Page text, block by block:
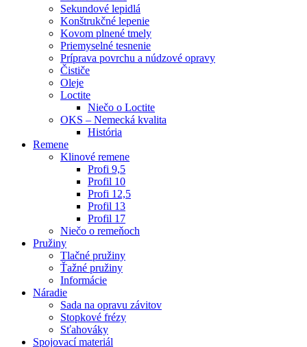
Sekundové lepidlá
Konštrukčné lepenie
Kovom plnené tmely
Priemyselné tesnenie
Príprava povrchu a núdzové opravy
Čističe
Oleje
Loctite
Niečo o Loctite
OKS – Nemecká kvalita
História
Remene
Klinové remene
Profi 9,5
Profil 10
Profi 12,5
Profil 13
Profil 17
Niečo o remeňoch
Pružiny
Tlačné pružiny
Ťažné pružiny
Informácie
Náradie
Sada na opravu závitov
Stopkové frézy
Sťahováky
Spojovací materiál